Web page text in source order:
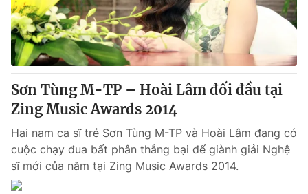
Thế giới đó đây
Câu chuyện quốc tế
Kinh tế
Tài chính
Thị trường
Góc doanh nghiệp
Dữ liệu và đời sống
Truyền hình
Phim VTV
Hậu trường
Nhân vật
Giải trí
Điện ảnh
Âm nhạc
Đời sống
Sơn Tùng M-TP – Hoài Lâm đối đầu tại
Zing Music Awards 2014
Hai nam ca sĩ trẻ Sơn Tùng M-TP và Hoài Lâm đang có
cuộc chạy đua bất phân thắng bại để giành giải Nghệ
sĩ mới của năm tại Zing Music Awards 2014.